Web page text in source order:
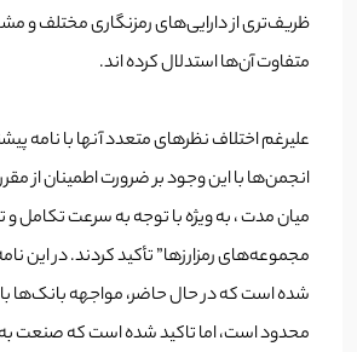
ظریف‌تری از دارایی‌های رمزنگاری مختلف
متفاوت آن‌ها استدلال کرده اند.
انجمن‌ها با این وجود بر ضرورت اطمینان از
میان مدت ، به ویژه با توجه به سرعت تکامل
مجموعه‌های رمزارزها” تأکید کردند. در این
شده است که در حال حاضر، مواجهه بانک‌ها با
محدود است، اما تاکید شده است که صنعت به